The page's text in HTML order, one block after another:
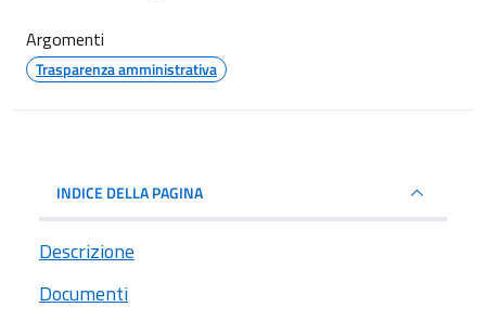
Argomenti
Trasparenza amministrativa
INDICE DELLA PAGINA
Descrizione
Documenti